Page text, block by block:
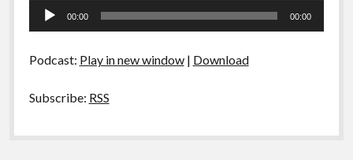
–
Orelha
Tocador
00:00 00:00
Podcast: Play in new window| Download
Subscribe: RSS